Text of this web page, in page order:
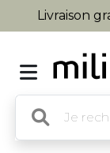
Livraison